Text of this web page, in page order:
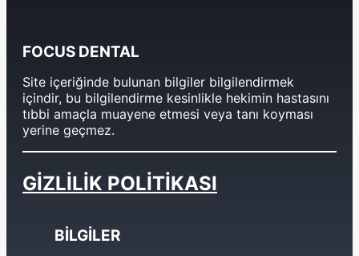
FOCUS DENTAL
Site içeriğinde bulunan bilgiler bilgilendirmek
içindir, bu bilgilendirme kesinlikle hekimin hastasını
tıbbi amaçla muayene etmesi veya tanı koyması
yerine geçmez.
GİZLİLİK POLİTİKASI
BİLGİLER